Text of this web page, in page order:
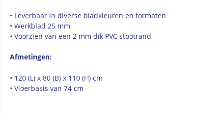
• Leverbaar in diverse bladkleuren en formaten
• Werkblad 25 mm
• Voorzien van een 2 mm dik PVC stootrand
Afmetingen:
• 120 (L) x 80 (B) x 110 (H) cm
• Vloerbasis van 74 cm